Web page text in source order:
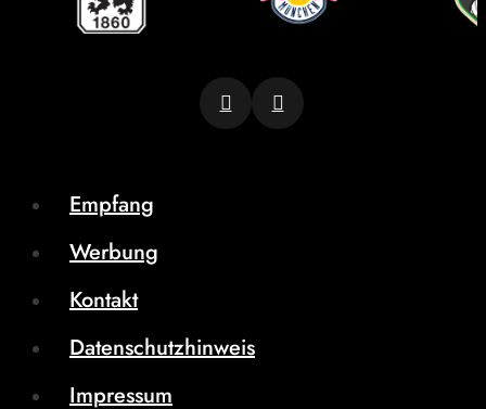
Empfang
Werbung
Kontakt
Datenschutzhinweis
Impressum